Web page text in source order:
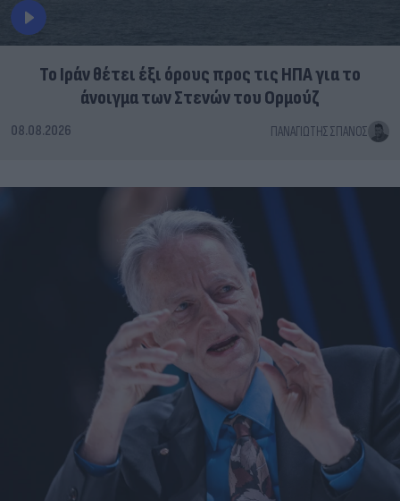
Το Ιράν θέτει έξι όρους προς τις ΗΠΑ για το
άνοιγμα των Στενών του Ορμούζ
08.08.2026 ΠΑΝΑΓΙΏΤΗΣ ΣΠΑΝΌΣ